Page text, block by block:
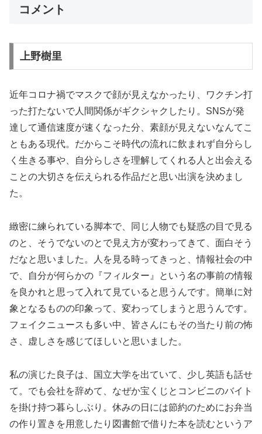
コメント
上野樹里
近年コロナ禍でマスクで顔が見えなかったり、ワクチン打
った打たないで人間関係がギクシャクしたり。SNSが発
達して通信速度が速くなった分、素顔が見えないなんてこ
ともある現代。だからこそ時代の流れに飲まれず自分らし
く生きる事や、自分らしさを理解してくれる人と出会える
ことの大切さを伝えられる作品だと思い出演を決めまし
た。
緻密に練られている脚本で、同じ人物でも疑惑の目で見る
のと、そうでないのとで見え方が変わってきて、面白そう
だなと思いました。人を見る時ってきっと、情報社会の中
で、自分が何らかの『フィルター』という名の事前の情報
を良かれと思って入れて見ていると思うんです。簡単に対
象となるものの印象って、変わってしまうと思うんです。
フェイクニュースも多い中、皆さんにもその当たり前の怖
さ、虚しさを感じてほしいと思いました。
私の演じた良子は、国立大学を出ていて、少し英語も話せ
て。でも会社を辞めて、なぜか宝くじとコンビニのバイト
を掛け持つ暮らしぶり。休みの日には節約のためにお弁当
の作り置きを用意したり図書館で借りた本を読むというア